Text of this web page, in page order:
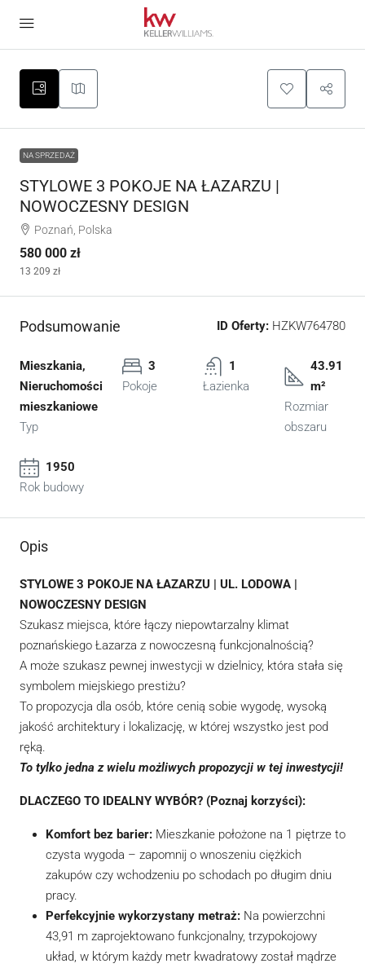
NA SPRZEDAŻ
STYLOWE 3 POKOJE NA ŁAZARZU |
NOWOCZESNY DESIGN
Poznań, Polska
580 000 zł
13 209 zł
Podsumowanie ID Oferty: HZKW764780
Mieszkania,
Nieruchomości
mieszkaniowe
Typ
3
Pokoje
1
Łazienka
43.91
m²
Rozmiar
obszaru
1950
Rok budowy
Opis
STYLOWE 3 POKOJE NA ŁAZARZU | UL. LODOWA |
NOWOCZESNY DESIGN
Szukasz miejsca, które łączy niepowtarzalny klimat
poznańskiego Łazarza z nowoczesną funkcjonalnością?
A może szukasz pewnej inwestycji w dzielnicy, która stała się
symbolem miejskiego prestiżu?
To propozycja dla osób, które cenią sobie wygodę, wysoką
jakość architektury i lokalizację, w której wszystko jest pod
ręką.
To tylko jedna z wielu możliwych propozycji w tej inwestycji!
DLACZEGO TO IDEALNY WYBÓR? (Poznaj korzyści):
Komfort bez barier: Mieszkanie położone na 1 piętrze to
czysta wygoda – zapomnij o wnoszeniu ciężkich
zakupów czy wchodzeniu po schodach po długim dniu
pracy.
Perfekcyjnie wykorzystany metraż: Na powierzchni
43,91 m zaprojektowano funkcjonalny, trzypokojowy
układ, w którym każdy metr kwadratowy został mądrze